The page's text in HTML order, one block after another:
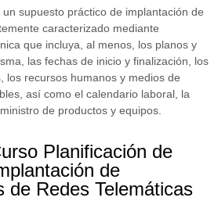
supuesto práctico de implantación de
caracterizado mediante
que incluya, al menos, los planos y
las fechas de inicio y finalización, los
los recursos humanos y medios de
así como el calendario laboral, la
de productos y equipos.
Planificación de
de
de Redes Telemáticas